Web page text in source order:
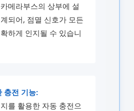
메라부스의 상부에 설
되어, 점멸 신호가 모든
하게 인지될 수 있습니
충전 기능:
를 활용한 자동 충전으